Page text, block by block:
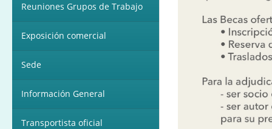
Reuniones Grupos de Trabajo
Exposición comercial
Sede
Información General
Transportista oficial